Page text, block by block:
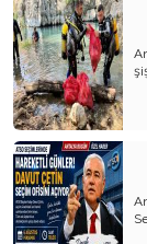
Veda
Avm’ler
Hangi
Çok Para,
Geçen
Yeni Yıl